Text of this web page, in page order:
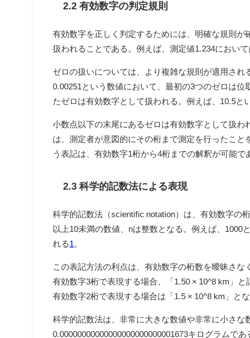
2.2 有効数字の判定規則
有効数字を正しく判定するためには、明確な規則
扱われることである。例えば、測定値1.234におい
ゼロの扱いについては、より複雑な規則が適用され
0.00251という数値において、最初の3つのゼロは
たゼロは有効数字として扱われる。例えば、10.5と
小数点以下の末尾にあるゼロは有効数字として扱わ
は、測定者が意図的にその桁まで測定を行ったこ
う表記は、有効数字1桁から4桁までの解釈が可能
2.3 科学的記数法による表現
科学的記数法（scientific notation）は、有効数字の
以上10未満の数値、nは整数となる。例えば、1000
れる1
この表記方法の利点は、有効数字の桁数を曖昧さ
有効数字3桁で表現する場合、「1.50 × 10^8 km」
有効数字2桁で表現する場合は「1.5 × 10^8 km」と
科学的記数法は、非常に大きな数値や非常に小さ
0.00000000000000000000000001673キログラムで